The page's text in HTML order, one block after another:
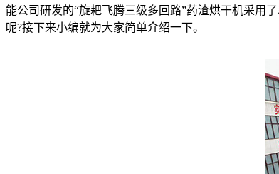
能公司研发的“旋耙飞腾三级多回路”药渣烘干机采用
呢?接下来小编就为大家简单介绍一下。